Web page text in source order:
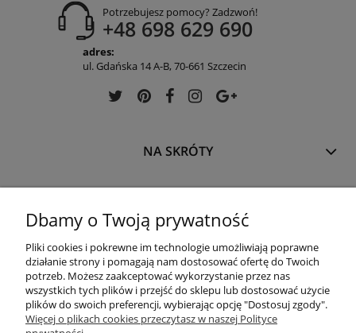
Potrzebujesz pomocy? Zadzwoń!
+48 698 629 690
adres:
ul. Gdańska 14 A-B, 70-661 Szczecin
NA SKRÓTY
OFERTA
REGULACJE
Dbamy o Twoją prywatność
Pliki cookies i pokrewne im technologie umożliwiają poprawne
działanie strony i pomagają nam dostosować ofertę do Twoich
potrzeb. Możesz zaakceptować wykorzystanie przez nas
wszystkich tych plików i przejść do sklepu lub dostosować użycie
plików do swoich preferencji, wybierając opcję "Dostosuj zgody".
Więcej o plikach cookies przeczytasz w naszej Polityce